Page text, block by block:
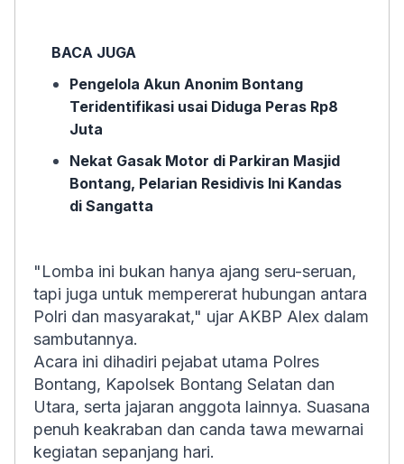
BACA JUGA
Pengelola Akun Anonim Bontang
Teridentifikasi usai Diduga Peras Rp8
Juta
Nekat Gasak Motor di Parkiran Masjid
Bontang, Pelarian Residivis Ini Kandas
di Sangatta
"Lomba ini bukan hanya ajang seru-seruan,
tapi juga untuk mempererat hubungan antara
Polri dan masyarakat," ujar AKBP Alex dalam
sambutannya.
Acara ini dihadiri pejabat utama Polres
Bontang, Kapolsek Bontang Selatan dan
Utara, serta jajaran anggota lainnya. Suasana
penuh keakraban dan canda tawa mewarnai
kegiatan sepanjang hari.